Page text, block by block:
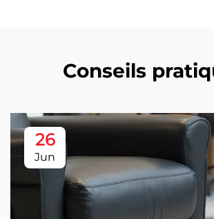
Conseils
26
Jun